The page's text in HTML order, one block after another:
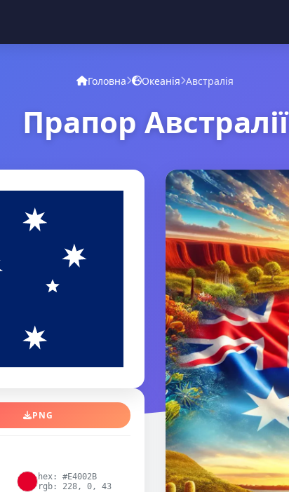
Головна Океанія Австралія
Прапор Австралії
PNG
hex: #E4002B
rgb: 228, 0, 43